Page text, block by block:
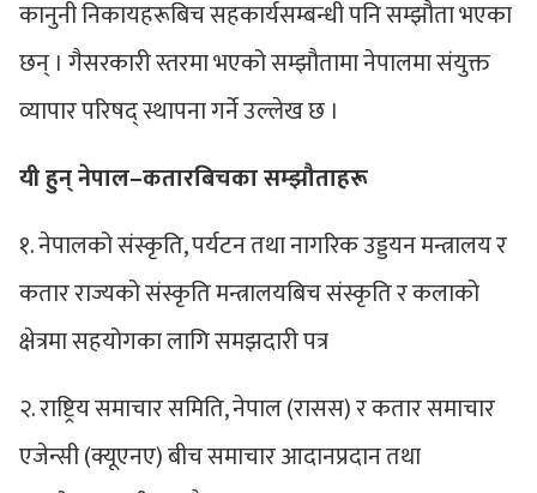
कानुनी निकायहरूबिच सहकार्यसम्बन्धी पनि सम्झौता भएका
छन् । गैसरकारी स्तरमा भएको सम्झौतामा नेपालमा संयुक्त
व्यापार परिषद् स्थापना गर्ने उल्लेख छ ।
यी हुन् नेपाल–कतारबिचका सम्झौताहरू
१. नेपालको संस्कृति, पर्यटन तथा नागरिक उड्डयन मन्त्रालय र
कतार राज्यको संस्कृति मन्त्रालयबिच संस्कृति र कलाको
क्षेत्रमा सहयोगका लागि समझदारी पत्र
२. राष्ट्रिय समाचार समिति, नेपाल (रासस) र कतार समाचार
एजेन्सी (क्यूएनए) बीच समाचार आदानप्रदान तथा